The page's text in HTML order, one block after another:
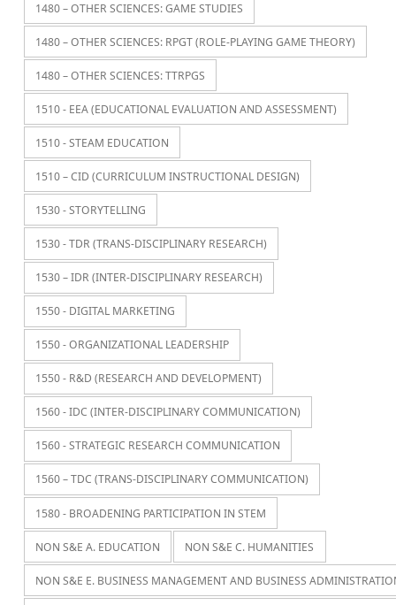
1480 – OTHER SCIENCES: GAME STUDIES
1480 – OTHER SCIENCES: RPGT (ROLE-PLAYING GAME THEORY)
1480 – OTHER SCIENCES: TTRPGS
1510 - EEA (EDUCATIONAL EVALUATION AND ASSESSMENT)
1510 - STEAM EDUCATION
1510 – CID (CURRICULUM INSTRUCTIONAL DESIGN)
1530 - STORYTELLING
1530 - TDR (TRANS-DISCIPLINARY RESEARCH)
1530 – IDR (INTER-DISCIPLINARY RESEARCH)
1550 - DIGITAL MARKETING
1550 - ORGANIZATIONAL LEADERSHIP
1550 - R&D (RESEARCH AND DEVELOPMENT)
1560 - IDC (INTER-DISCIPLINARY COMMUNICATION)
1560 - STRATEGIC RESEARCH COMMUNICATION
1560 – TDC (TRANS-DISCIPLINARY COMMUNICATION)
1580 - BROADENING PARTICIPATION IN STEM
NON S&E A. EDUCATION NON S&E C. HUMANITIES
NON S&E E. BUSINESS MANAGEMENT AND BUSINESS